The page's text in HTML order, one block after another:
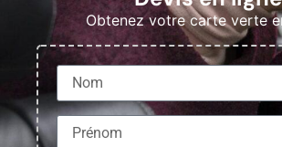
Obtenez votre carte verte